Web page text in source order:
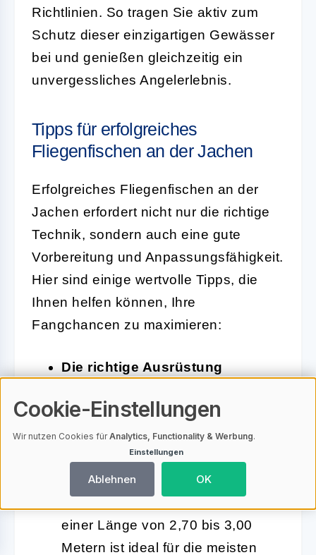
Richtlinien. So tragen Sie aktiv zum
Schutz dieser einzigartigen Gewässer
bei und genießen gleichzeitig ein
unvergessliches Angelerlebnis.
Tipps für erfolgreiches
Fliegenfischen an der Jachen
Erfolgreiches Fliegenfischen an der
Jachen erfordert nicht nur die richtige
Technik, sondern auch eine gute
Vorbereitung und Anpassungsfähigkeit.
Hier sind einige wertvolle Tipps, die
Ihnen helfen können, Ihre
Fangchancen zu maximieren:
Die richtige Ausrüstung
Stellen Sie sicher, dass Sie eine
geeignete Fliegenrute und -rolle
haben, die auf die Fischarten und
die Bedingungen an der Jachen
einer Länge von 2,70 bis 3,00
Metern ist ideal für die meisten
Cookie-Einstellungen
Wir nutzen Cookies fürAnalytics, Functionality & Werbung.
Einstellungen
Ablehnen OK